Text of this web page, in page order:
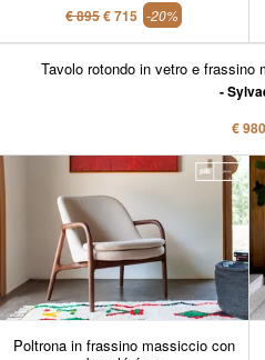
€ 895€ 715 -20%
Tavolo rotondo in vetro e frassino
€ 980
Poltrona in frassino massiccio con